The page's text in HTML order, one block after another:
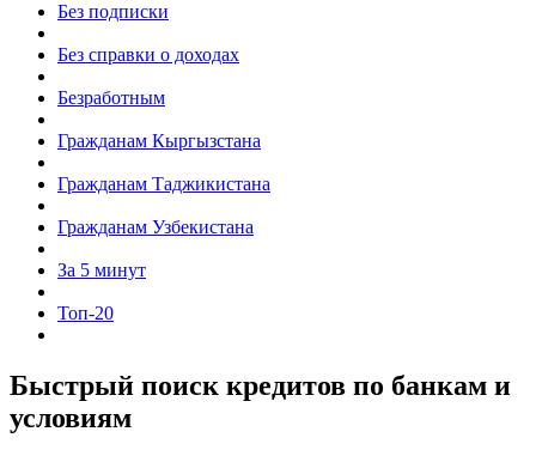
Без подписки
Без справки о доходах
Безработным
Гражданам Кыргызстана
Гражданам Таджикистана
Гражданам Узбекистана
За 5 минут
Топ-20
Быстрый поиск кредитов по банкам и
условиям